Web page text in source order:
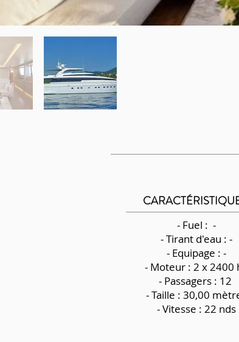
- Fuel : -
-Tirant d'eau : -
- Equipage : -
- Moteur : 2 x 2400
- Passagers : 12
- Taille : 30,00
- Vitesse : 22 nds